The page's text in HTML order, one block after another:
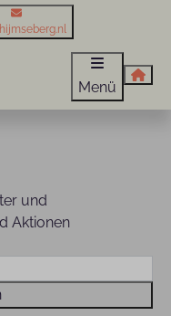
Menü
und
Aktionen